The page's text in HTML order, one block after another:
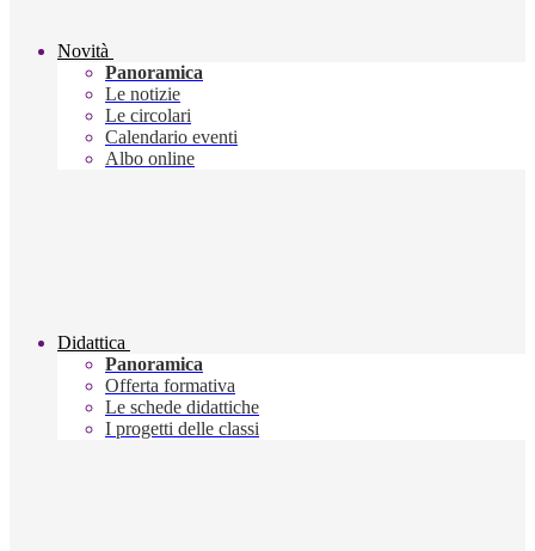
Novità
Panoramica
Le notizie
Le circolari
Calendario eventi
Albo online
Didattica
Panoramica
Offerta formativa
Le schede didattiche
I progetti delle classi